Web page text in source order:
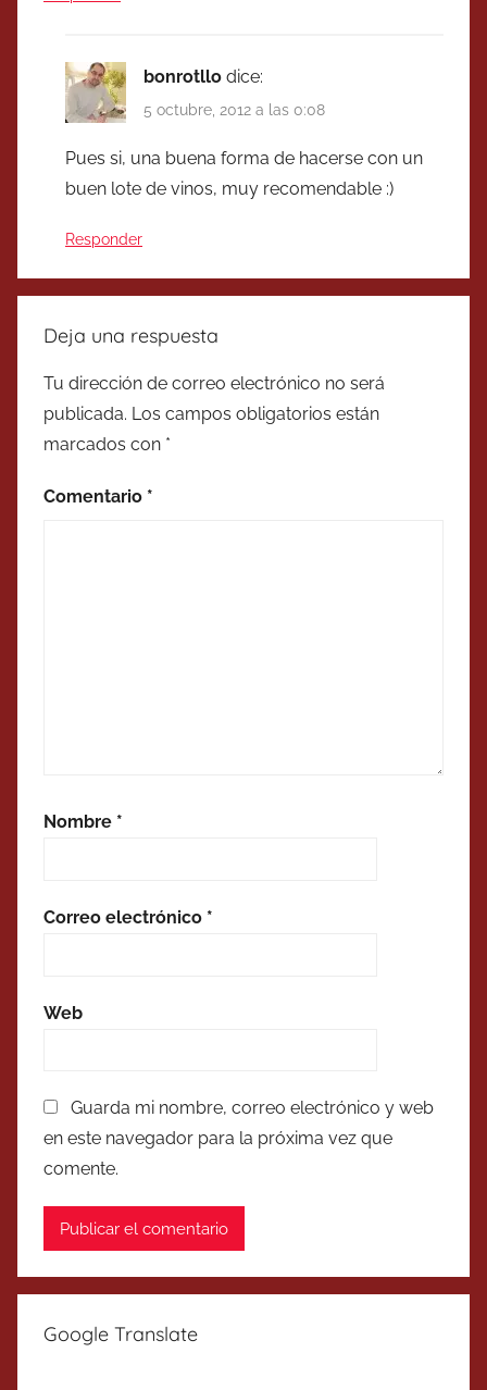
bonrotllo dice:
5 octubre, 2012 a las 0:08
Pues si, una buena forma de hacerse con un
buen lote de vinos, muy recomendable :)
Responder
Deja una respuesta
Tu dirección de correo electrónico no será
publicada. Los campos obligatorios están
marcados con *
Comentario *
Nombre *
Correo electrónico *
Web
Guarda mi nombre, correo electrónico y web
en este navegador para la próxima vez que
comente.
Google Translate